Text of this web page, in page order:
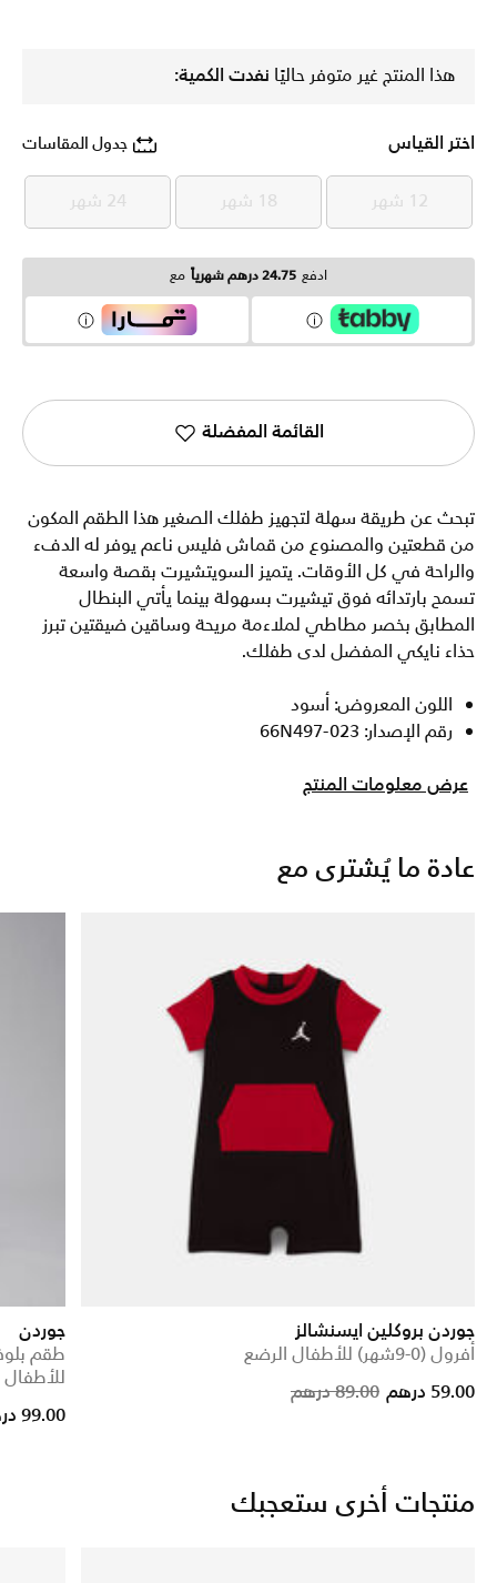
هذا المنتج غير متوفر حاليًا نفدت الكمية:
اختر القياس جدول المقاسات
12 شهر 12 شهر 18 شهر 18 شهر 24 شهر 24 شهر
ادفع 24.75 درهم شهرياً مع
القائمة المفضلة
تبحث عن طريقة سهلة لتجهيز طفلك الصغير هذا الطقم المكون
من قطعتين والمصنوع من قماش فليس ناعم يوفر له الدفء
والراحة في كل الأوقات. يتميز السويتشيرت بقصة واسعة
تسمح بارتدائه فوق تيشيرت بسهولة بينما يأتي البنطال
المطابق بخصر مطاطي لملاءمة مريحة وساقين ضيقتين تبرز
حذاء نايكي المفضل لدى طفلك.
اللون المعروض: أسود
رقم الإصدار: 66N497-023
عرض معلومات المنتج
عادة ما يُشترى مع
جوردن بروكلين ايسنشالز
أفرول (0-9شهر) للأطفال الرضع
Price89.00 درهم to
59.00 درهم
جوردن
طقم
99.00 درهم
منتجات أخرى ستعجبك